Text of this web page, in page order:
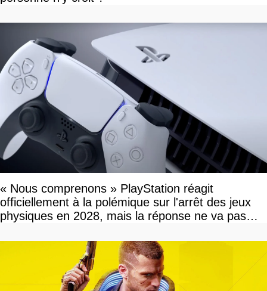
« Nous comprenons » PlayStation réagit
officiellement à la polémique sur l'arrêt des jeux
physiques en 2028, mais la réponse ne va pas